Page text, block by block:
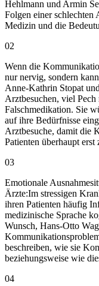
Hehlmann und Armin
Folgen einer
Medizin und die
02
Wenn die
nur nervig, sondern
Anne-Kathrin Stopat
Arztbesuchen, viel
Falschmedikation. Sie
auf ihre Bedürfnisse
Arztbesuche, damit die
Patienten überhaupt
03
Emotionale
Ärzte:Im stressigen
ihren Patienten häufig
medizinische Sprache
Wunsch, Hans-Otto
beschreiben, wie sie
beziehungsweise wie
04